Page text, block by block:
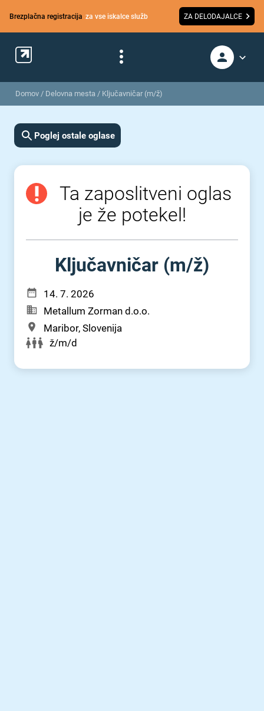
Brezplačna registracija za vse iskalce služb ZA DELODAJALCE
Domov / Delovna mesta / Ključavničar (m/ž)
Poglej ostale oglase
Ta zaposlitveni oglas
je že potekel!
Ključavničar (m⁠/⁠ž)
14. 7. 2026
Metallum Zorman d.o.o.
Maribor, Slovenija
ž/m/d